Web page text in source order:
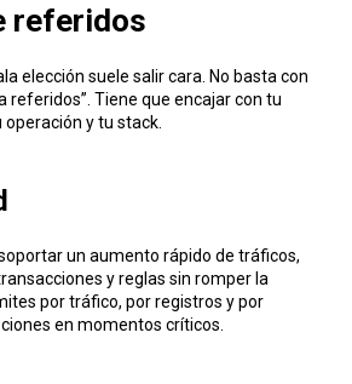
referidos
elección suele salir cara. No basta con
referidos”. Tiene que encajar con tu
y tu stack.
un aumento rápido de tráficos,
y reglas sin romper la
por tráfico, por registros y por
en momentos críticos.